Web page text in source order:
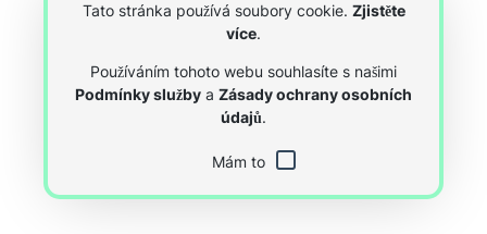
Tato stránka používá soubory cookie. Zjistěte
více.
Používáním tohoto webu souhlasíte s našimi
Podmínky služby a Zásady ochrany osobních
údajů.
Mám to